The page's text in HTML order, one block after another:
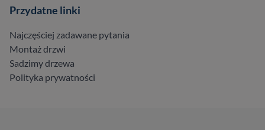
Przydatne linki
Najczęściej zadawane pytania
Montaż drzwi
Sadzimy drzewa
Polityka prywatności